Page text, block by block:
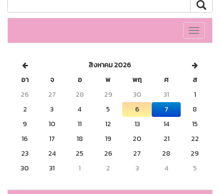
Toggle
สิงหาคม 2026
อา
จ อ พ พฤ ศ
ส
26
27 28 29 30 31
1
2
3 4 5 6 7
8
9
10 11 12 13 14
15
16
17 18 19 20 21
22
23
24 25 26 27 28
29
30
31 1 2 3 4 5